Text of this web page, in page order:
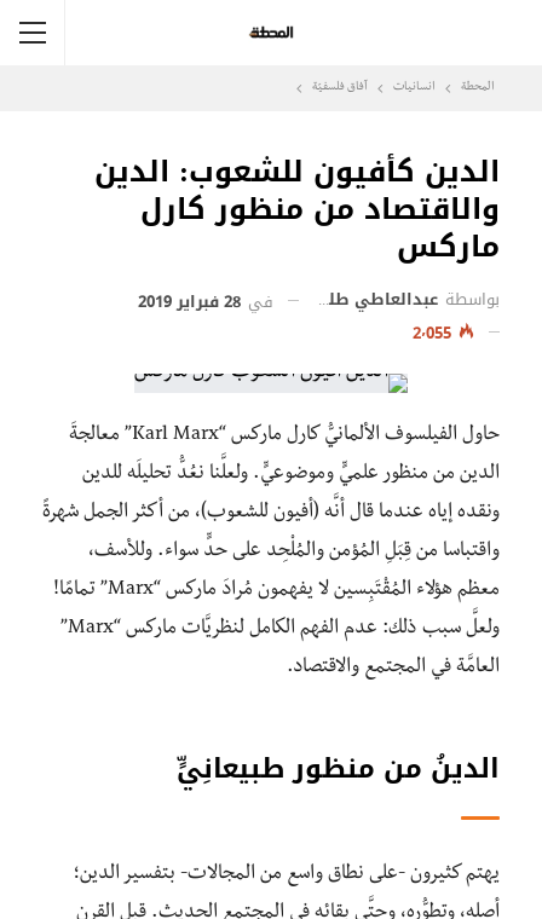
المحطة انسانيات آفاق فلسفيّة‎
الدين كأفيون للشعوب: الدين
والاقتصاد من منظور كارل
ماركس
بواسطة عبدالعاطي طلبة في 28 فبراير 2019
حاول الفيلسوف الألمانيُّ كارل ماركس “Karl Marx” معالجةَ
الدين من منظور علميٍّ وموضوعيٍّ. ولعلَّنا نعُدُّ تحليلَه للدين
ونقده إياه عندما قال أنَّه (أفيون للشعوب)، من أكثر الجمل شهرةً
واقتباسا من قِبَلِ المُؤمن والمُلْحِد على حدٍّ سواء. وللأسف،
معظم هؤلاء المُقْتَبِسين لا يفهمون مُرادَ ماركس “Marx” تمامًا!
ولعلَّ سبب ذلك: عدم الفهم الكامل لنظريَّات ماركس “Marx”
العامَّة في المجتمع والاقتصاد.
الدينُ من منظور طبيعانِيٍّ
يهتم كثيرون -على نطاق واسع من المجالات- بتفسير الدين؛